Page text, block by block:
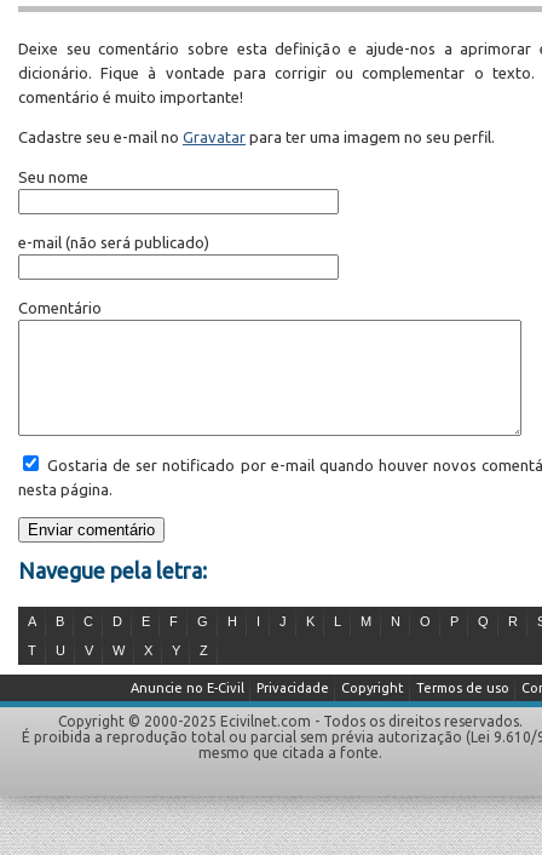
Deixe seu comentário sobre esta definição e ajude-nos a aprimorar
dicionário. Fique à vontade para corrigir ou complementar o texto.
comentário é muito importante!
Cadastre seu e-mail no Gravatar para ter uma imagem no seu perfil.
Seu nome
e-mail (não será publicado)
Comentário
Gostaria de ser notificado por e-mail quando houver novos
nesta página.
Navegue pela letra:
A B C D E F G H J K M N O P Q R
T
U V W X Y Z
Termos de uso
Copyright
Privacidade
Anuncie no E-Civil
Copyright © 2000-2025 Ecivilnet.com - Todos os direitos reservados.
É proibida a reprodução total ou parcial sem prévia autorização (Lei 9.610/
mesmo que citada a fonte.